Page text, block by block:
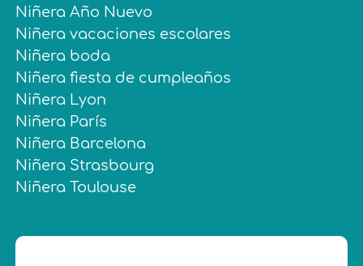
Niñera Año Nuevo
Niñera vacaciones escolares
Niñera boda
Niñera fiesta de cumpleaños
Niñera Lyon
Niñera París
Niñera Barcelona
Niñera Strasbourg
Niñera Toulouse